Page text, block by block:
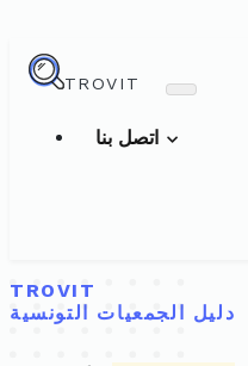
TROVIT
TROVIT
دليل الجمعيات التونسية